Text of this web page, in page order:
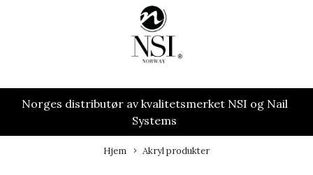
Norges distributør av kvalitetsmerket NSI og Nail
Systems
Hjem Akryl produkter